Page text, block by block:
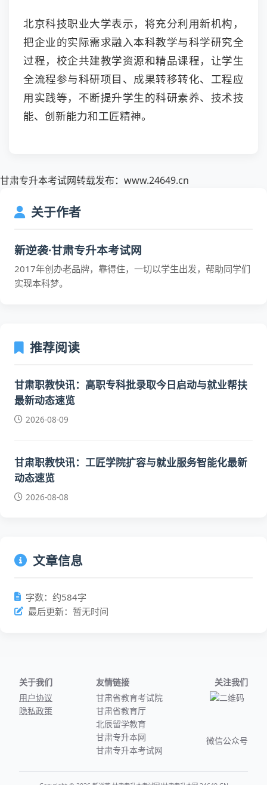
北京科技职业大学表示，将充分利用新机构，
把企业的实际需求融入本科教学与科学研究全
过程，校企共建教学资源和精品课程，让学生
全流程参与科研项目、成果转移转化、工程应
用实践等，不断提升学生的科研素养、技术技
能、创新能力和工匠精神。
甘肃专升本考试网转载发布：www.24649.cn
关于作者
新逆袭·甘肃专升本考试网
2017年创办老品牌，靠得住，一切以学生出发，帮助同学们
实现本科梦。
推荐阅读
甘肃职教快讯：高职专科批录取今日启动与就业帮扶
最新动态速览
2026-08-09
甘肃职教快讯：工匠学院扩容与就业服务智能化最新
动态速览
2026-08-08
文章信息
字数：约584字
最后更新：暂无时间
关于我们
用户协议
隐私政策
友情链接
甘肃省教育考试院
甘肃省教育厅
北辰留学教育
甘肃专升本网
甘肃专升本考试网
关注我们
微信公众号